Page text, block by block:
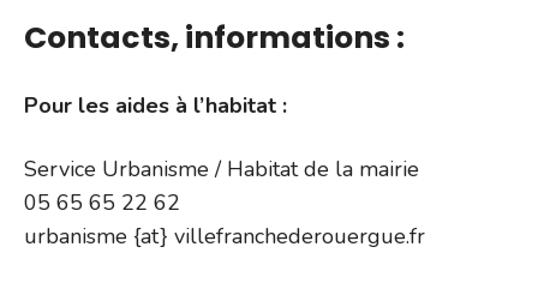
Contacts, informations :
Pour les aides à l’habitat :
Service Urbanisme / Habitat de la mairie
05 65 65 22 62
urbanisme {at} villefranchederouergue.fr